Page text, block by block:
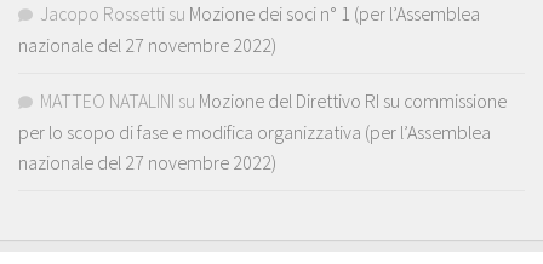
Jacopo Rossetti su Mozione dei soci n° 1 (per l’Assemblea
nazionale del 27 novembre 2022)
MATTEO NATALINI su Mozione del Direttivo RI su commissione
per lo scopo di fase e modifica organizzativa (per l’Assemblea
nazionale del 27 novembre 2022)